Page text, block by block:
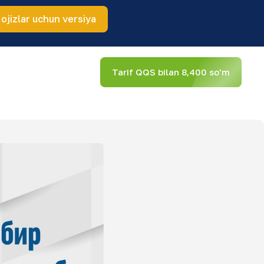
ojizlar uchun versiya
Tarif QQS bilan 8,400 so'm